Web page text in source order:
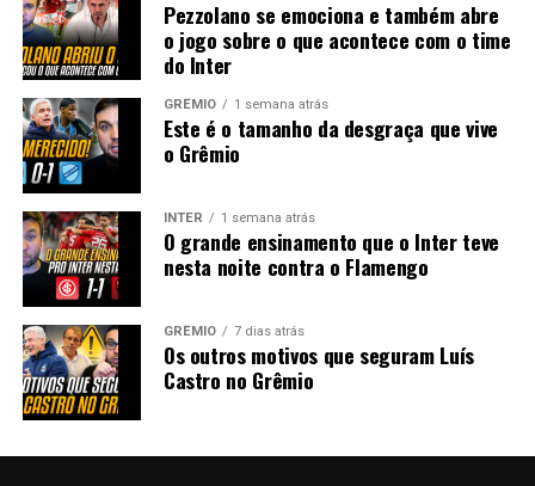
Pezzolano se emociona e também abre
o jogo sobre o que acontece com o time
do Inter
GRÊMIO 1 semana atrás
Este é o tamanho da desgraça que vive
o Grêmio
INTER 1 semana atrás
O grande ensinamento que o Inter teve
nesta noite contra o Flamengo
GRÊMIO 7 dias atrás
Os outros motivos que seguram Luís
Castro no Grêmio